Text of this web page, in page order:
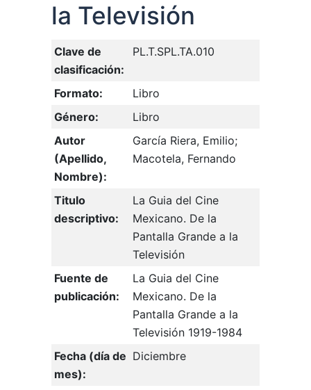
la Televisión
Clave de
clasificación:
PL.T.SPL.TA.010
Formato:
Libro
Género:
Libro
Autor
(Apellido,
Nombre):
García Riera, Emilio;
Macotela, Fernando
Titulo
descriptivo:
La Guia del Cine
Mexicano. De la
Pantalla Grande a la
Televisión
Fuente de
publicación:
La Guia del Cine
Mexicano. De la
Pantalla Grande a la
Televisión 1919-1984
Fecha (día de
mes):
Diciembre